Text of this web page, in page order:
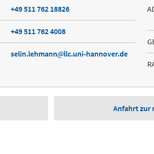
+49 511 762 18826
+49 511 762 4008
selin.lehmann llc.uni-hannover.de
Anfahrt zur